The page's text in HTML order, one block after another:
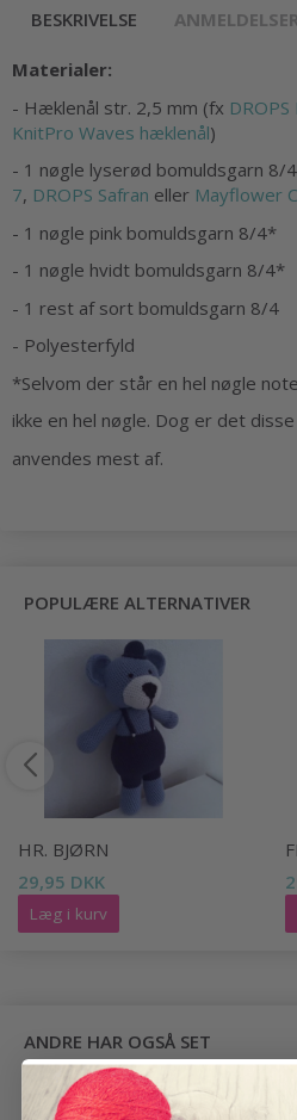
BESKRIVELSE
Materialer:
- Hæklenål str. 2,5 mm (fx
KnitPro Waves hæklenål)
- 1 nøgle lyserød bomuldsgarn 8/
7, DROPS Safran eller Mayflower
- 1 nøgle pink bomuldsgarn 8/4*
- 1 nøgle hvidt bomuldsgarn 8/4*
- 1 rest af sort bomuldsgarn 8/4
- Polyesterfyld
*Selvom der står en hel nøgle
ikke en hel nøgle. Dog er det
anvendes mest af.
POPULÆRE ALTERNATIVER
HR. BJØRN
29,95 DKK
Læg i kurv
ANDRE HAR OGSÅ SET